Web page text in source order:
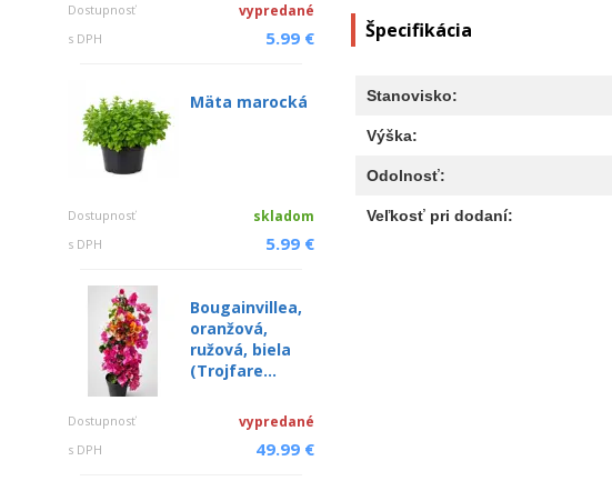
Dostupnosť vypredané
s DPH 5.99 €
Mäta marocká
Dostupnosť skladom
s DPH 5.99 €
Bougainvillea,
oranžová,
ružová, biela
(Trojfare...
Dostupnosť vypredané
s DPH 49.99 €
Špecifikácia
Stanovisko:
Výška:
Odolnosť:
Veľkosť pri dodaní: